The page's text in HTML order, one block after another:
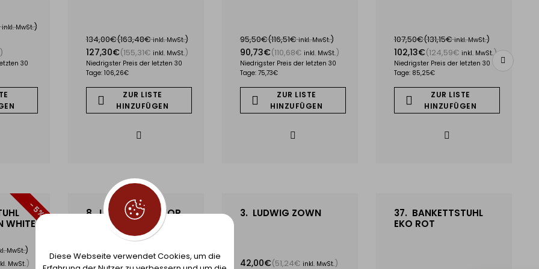
inkl. MwSt.)
30
134,00€(163,48€inkl. MwSt.)
127,30€(155,31€ inkl. MwSt.)
Niedrigster Preis der letzten 30
Tage: 106,26€
ZUR LISTE
HINZUFÜGEN
95,50€(116,51€inkl. MwSt.)
90,73€(110,68€ inkl. MwSt.)
Niedrigster Preis der letzten 30
Tage: 75,73€
ZUR LISTE
HINZUFÜGEN
107,50€(131,15€inkl. MwSt.)
102,13€(124,59€ inkl. MwSt.)
Niedrigster Preis der letzten 30
Tage: 85,25€
ZUR LISTE
HINZUFÜGEN
- 5%
WHITE
MwSt.)
MwSt.)
8.LINK CONNECTOR
ZOWN
3. LUDWIG ZOWN
42,00€(51,24€ inkl. MwSt.)
37. BANKETTSTUHL
EKO ROT
Diese Webseite verwendet Cookies, um die